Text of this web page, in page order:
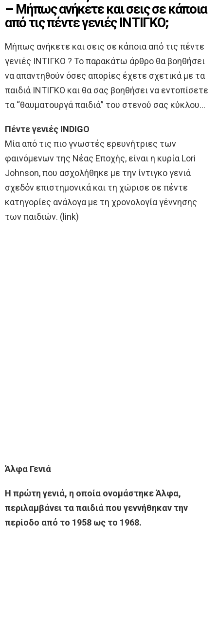
– Μήπως ανήκετε και σεις σε κάποια
από τις πέντε γενιές ΙΝΤΙΓΚΟ;
Μήπως ανήκετε και σεις σε κάποια από τις πέντε
γενιές ΙΝΤΙΓΚΟ ? Το παρακάτω άρθρο θα βοηθήσει
να απαντηθούν όσες απορίες έχετε σχετικά με τα
παιδιά ΙΝΤΙΓΚΟ και θα σας βοηθήσει να εντοπίσετε
τα “θαυματουργά παιδιά” του στενού σας κύκλου…
Πέντε γενιές INDIGO
Μία από τις πιο γνωστές ερευνήτριες των
φαινόμενων της Νέας Εποχής, είναι η κυρία Lori
Johnson, που ασχολήθηκε με την ίντιγκο γενιά
σχεδόν επιστημονικά και τη χώρισε σε πέντε
κατηγορίες ανάλογα με τη χρονολογία γέννησης
των παιδιών. (link)
Άλφα Γενιά
Η πρώτη γενιά, η οποία ονομάστηκε Άλφα,
περιλαμβάνει τα παιδιά που γεννήθηκαν την
περίοδο από το 1958 ως το 1968.